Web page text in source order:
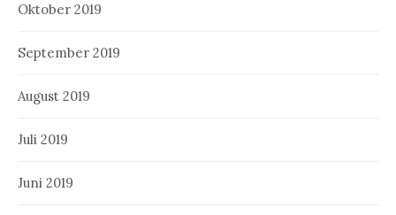
Oktober 2019
September 2019
August 2019
Juli 2019
Juni 2019